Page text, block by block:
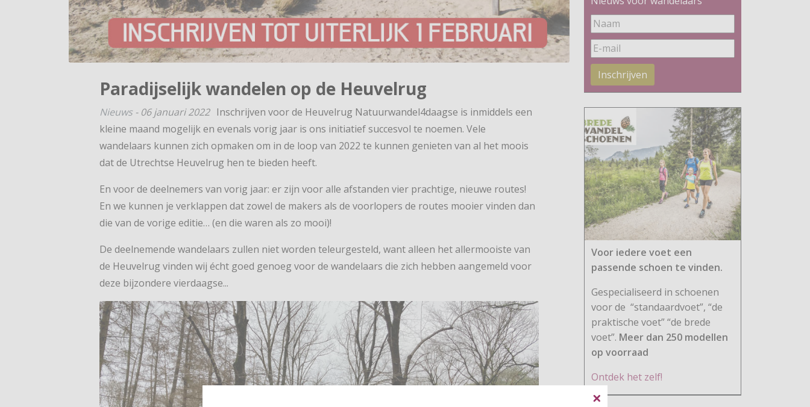
Paradijselijk wandelen op de Heuvelrug
Nieuws - 06 januari 2022 Inschrijven voor de Heuvelrug Natuurwandel4daagse is inmiddels een
kleine maand mogelijk en evenals vorig jaar is ons initiatief succesvol te noemen. Vele
wandelaars kunnen zich opmaken om in de loop van 2022 te kunnen genieten van al het moois
dat de Utrechtse Heuvelrug hen te bieden heeft.
En voor de deelnemers van vorig jaar: er zijn voor alle afstanden vier prachtige, nieuwe routes!
En we kunnen je verklappen dat zowel de makers als de voorlopers de routes mooier vinden dan
die van de vorige editie… (en die waren als zo mooi)!
De deelnemende wandelaars zullen niet worden teleurgesteld, want alleen het allermooiste van
de Heuvelrug vinden wij écht goed genoeg voor de wandelaars die zich hebben aangemeld voor
deze bijzondere vierdaagse...
Inschrijven
Voor iedere voet een
passende schoen te vinden.
Gespecialiseerd in schoenen
voor de “standaardvoet”, “de
praktische voet” “de brede
voet”. Meer dan 250 modellen
op voorraad
Ontdek het zelf!